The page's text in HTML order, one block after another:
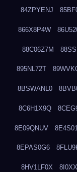
84ZPYENJ
866X8P4W
88C06Z7M
895NL72T
8BSWANL0
8C6H1X9Q
8E09QNUV
8EPAS0G6
8HV1LF0X